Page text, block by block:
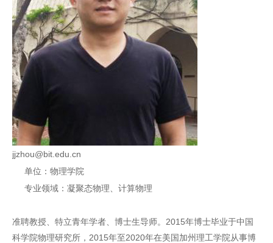
jjzhou@bit.edu.cn
单位：物理学院
专业领域：凝聚态物理、计算物理
准聘教授、特立青年学者、博士生导师。2015年博士毕业于中国
科学院物理研究所，2015年至2020年在美国加州理工学院从事博